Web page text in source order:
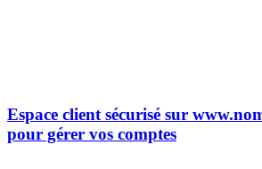
Espace client sécurisé sur
pour gérer vos comptes